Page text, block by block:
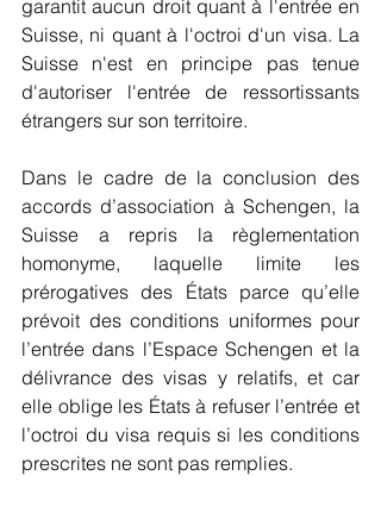
garantit aucun droit quant à l'entrée en
Suisse, ni quant à l'octroi d'un visa. La
Suisse n'est en principe pas tenue
d'autoriser l'entrée de ressortissants
étrangers sur son territoire.
Dans le cadre de la conclusion des
accords d’association à Schengen, la
Suisse a repris la règlementation
homonyme, laquelle limite les
prérogatives des États parce qu’elle
prévoit des conditions uniformes pour
l’entrée dans l’Espace Schengen et la
délivrance des visas y relatifs, et car
elle oblige les États à refuser l’entrée et
l’octroi du visa requis si les conditions
prescrites ne sont pas remplies.